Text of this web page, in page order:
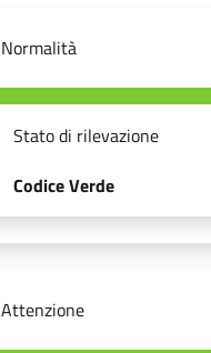
Normalità
Stato di rilevazione
Codice Verde
Attenzione